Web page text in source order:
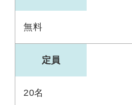
無料
定員
20名